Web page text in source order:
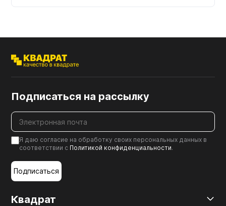
Квадрат
Подписаться на рассылку
Я даю согласие на обработку своих персональных данных в
соответствии с Политикой конфиденциальности.
Подписаться